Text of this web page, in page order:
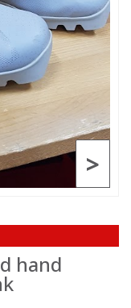
>
hand